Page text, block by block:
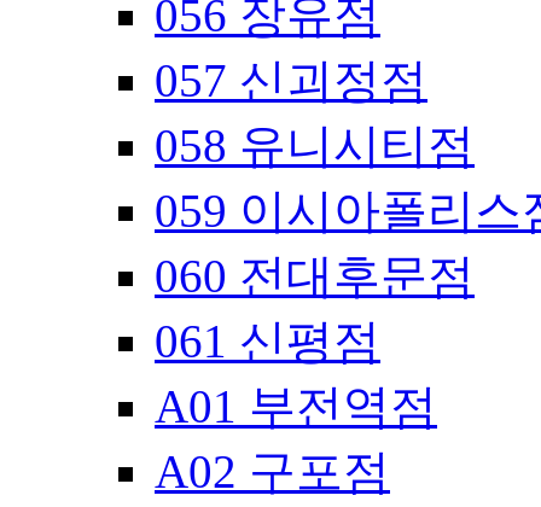
056 장유점
057 신괴정점
058 유니시티점
059 이시아폴리스
060 전대후문점
061 신평점
A01 부전역점
A02 구포점